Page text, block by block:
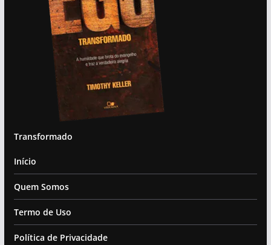
Transformado
Início
Quem Somos
Termo de Uso
Política de Privacidade